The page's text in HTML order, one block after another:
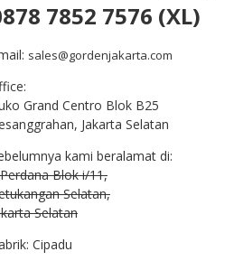
7852 7576 (XL)
sales@gordenjakarta.com
Grand Centro Blok B25
Jakarta Selatan
kami beralamat di:
Perdana Blok i/11,
Selatan,
Selatan
Cipadu